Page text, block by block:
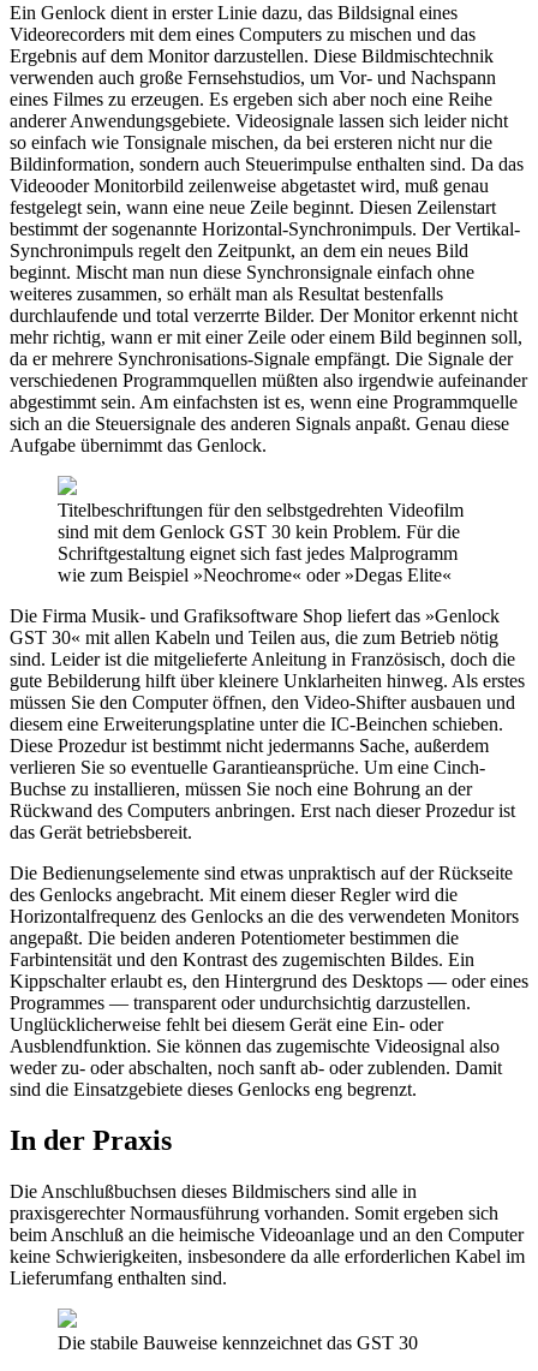
Ein Genlock dient in erster Linie dazu, das Bildsignal eines
Videorecorders mit dem eines Computers zu mischen und das
Ergebnis auf dem Monitor darzustellen. Diese Bildmischtechnik
verwenden auch große Fernsehstudios, um Vor- und Nachspann
eines Filmes zu erzeugen. Es ergeben sich aber noch eine Reihe
anderer Anwendungsgebiete. Videosignale lassen sich leider nicht
so einfach wie Tonsignale mischen, da bei ersteren nicht nur die
Bildinformation, sondern auch Steuerimpulse enthalten sind. Da das
Videooder Monitorbild zeilenweise abgetastet wird, muß genau
festgelegt sein, wann eine neue Zeile beginnt. Diesen Zeilenstart
bestimmt der sogenannte Horizontal-Synchronimpuls. Der Vertikal-
Synchronimpuls regelt den Zeitpunkt, an dem ein neues Bild
beginnt. Mischt man nun diese Synchronsignale einfach ohne
weiteres zusammen, so erhält man als Resultat bestenfalls
durchlaufende und total verzerrte Bilder. Der Monitor erkennt nicht
mehr richtig, wann er mit einer Zeile oder einem Bild beginnen soll,
da er mehrere Synchronisations-Signale empfängt. Die Signale der
verschiedenen Programmquellen müßten also irgendwie aufeinander
abgestimmt sein. Am einfachsten ist es, wenn eine Programmquelle
sich an die Steuersignale des anderen Signals anpaßt. Genau diese
Aufgabe übernimmt das Genlock.
Titelbeschriftungen für den selbstgedrehten Videofilm
sind mit dem Genlock GST 30 kein Problem. Für die
Schriftgestaltung eignet sich fast jedes Malprogramm
wie zum Beispiel »Neochrome« oder »Degas Elite«
Die Firma Musik- und Grafiksoftware Shop liefert das »Genlock
GST 30« mit allen Kabeln und Teilen aus, die zum Betrieb nötig
sind. Leider ist die mitgelieferte Anleitung in Französisch, doch die
gute Bebilderung hilft über kleinere Unklarheiten hinweg. Als erstes
müssen Sie den Computer öffnen, den Video-Shifter ausbauen und
diesem eine Erweiterungsplatine unter die IC-Beinchen schieben.
Diese Prozedur ist bestimmt nicht jedermanns Sache, außerdem
verlieren Sie so eventuelle Garantieansprüche. Um eine Cinch-
Buchse zu installieren, müssen Sie noch eine Bohrung an der
Rückwand des Computers anbringen. Erst nach dieser Prozedur ist
das Gerät betriebsbereit.
Die Bedienungselemente sind etwas unpraktisch auf der Rückseite
des Genlocks angebracht. Mit einem dieser Regler wird die
Horizontalfrequenz des Genlocks an die des verwendeten Monitors
angepaßt. Die beiden anderen Potentiometer bestimmen die
Farbintensität und den Kontrast des zugemischten Bildes. Ein
Kippschalter erlaubt es, den Hintergrund des Desktops — oder eines
Programmes — transparent oder undurchsichtig darzustellen.
Unglücklicherweise fehlt bei diesem Gerät eine Ein- oder
Ausblendfunktion. Sie können das zugemischte Videosignal also
weder zu- oder abschalten, noch sanft ab- oder zublenden. Damit
sind die Einsatzgebiete dieses Genlocks eng begrenzt.
In der Praxis
Die Anschlußbuchsen dieses Bildmischers sind alle in
praxisgerechter Normausführung vorhanden. Somit ergeben sich
beim Anschluß an die heimische Videoanlage und an den Computer
keine Schwierigkeiten, insbesondere da alle erforderlichen Kabel im
Lieferumfang enthalten sind.
Die stabile Bauweise kennzeichnet das GST 30